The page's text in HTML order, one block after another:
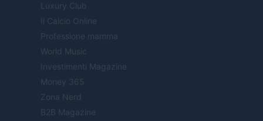
Luxury Club
Il Calcio Online
Professione mamma
World Music
Investimenti Magazine
Money 365
Zona Nerd
B2B Magazine